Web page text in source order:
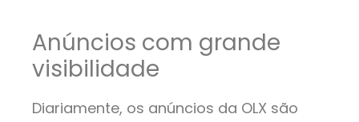
Anúncios com grande
visibilidade
Diariamente, os anúncios da OLX são